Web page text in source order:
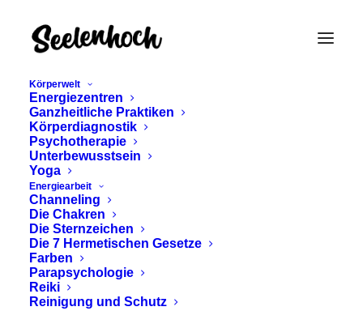
Körperwelt
Energiezentren
Ganzheitliche Praktiken
Körperdiagnostik
Psychotherapie
Unterbewusstsein
Yoga
Energiearbeit
Channeling
Die Chakren
Die Sternzeichen
Die 7 Hermetischen Gesetze
Farben
Parapsychologie
Reiki
Reinigung und Schutz
menschenführung im
human design